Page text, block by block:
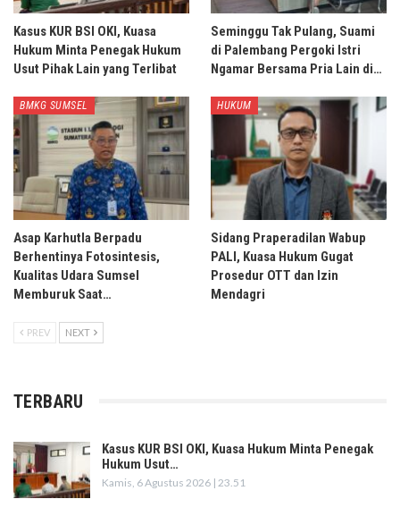
Kasus KUR BSI OKI, Kuasa
Hukum Minta Penegak Hukum
Usut Pihak Lain yang Terlibat
Seminggu Tak Pulang, Suami
di Palembang Pergoki Istri
Ngamar Bersama Pria Lain di…
BMKG SUMSEL
Asap Karhutla Berpadu
Berhentinya Fotosintesis,
Kualitas Udara Sumsel
Memburuk Saat…
HUKUM
Sidang Praperadilan Wabup
PALI, Kuasa Hukum Gugat
Prosedur OTT dan Izin
Mendagri
PREV NEXT
TERBARU
Kasus KUR BSI OKI, Kuasa Hukum Minta Penegak
Hukum Usut…
Kamis, 6 Agustus 2026 | 23.51